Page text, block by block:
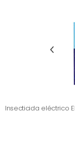
Insecticida eléctrico